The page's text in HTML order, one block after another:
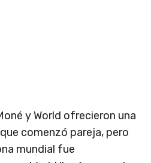
y World ofrecieron una
comenzó pareja, pero
mundial fue